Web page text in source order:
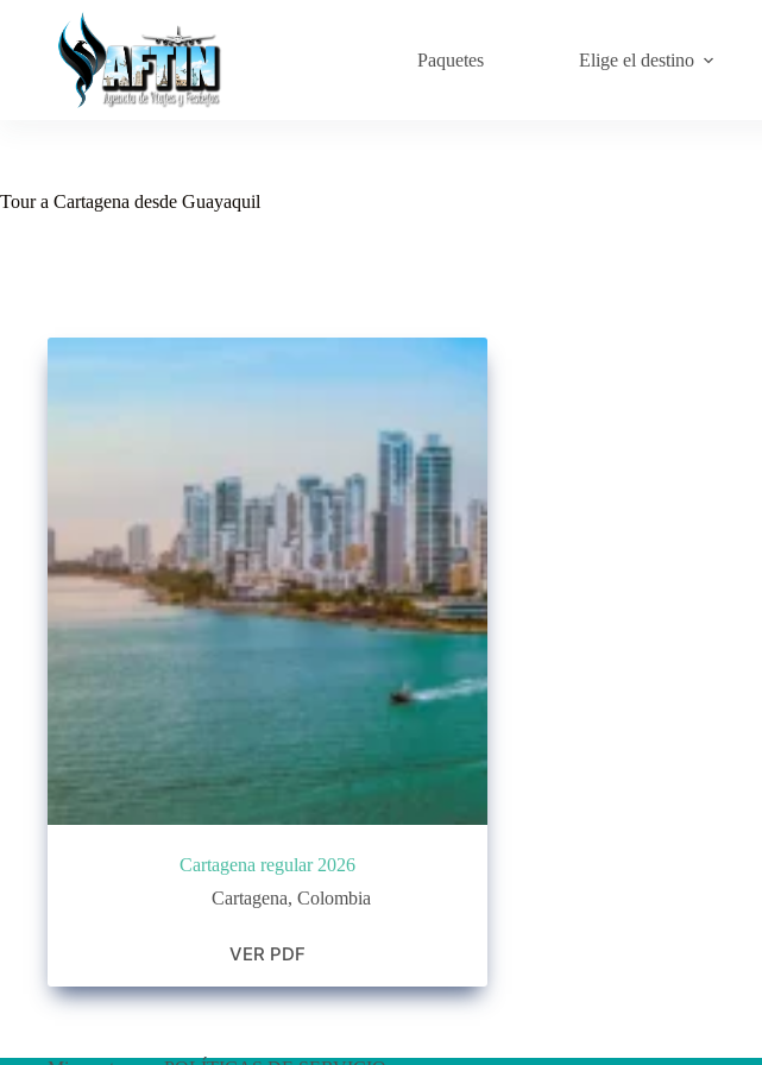
contenido
Paquetes Elige el destino
Tour a Cartagena desde Guayaquil
Cartagena regular 2026
Cartagena, Colombia
VER PDF